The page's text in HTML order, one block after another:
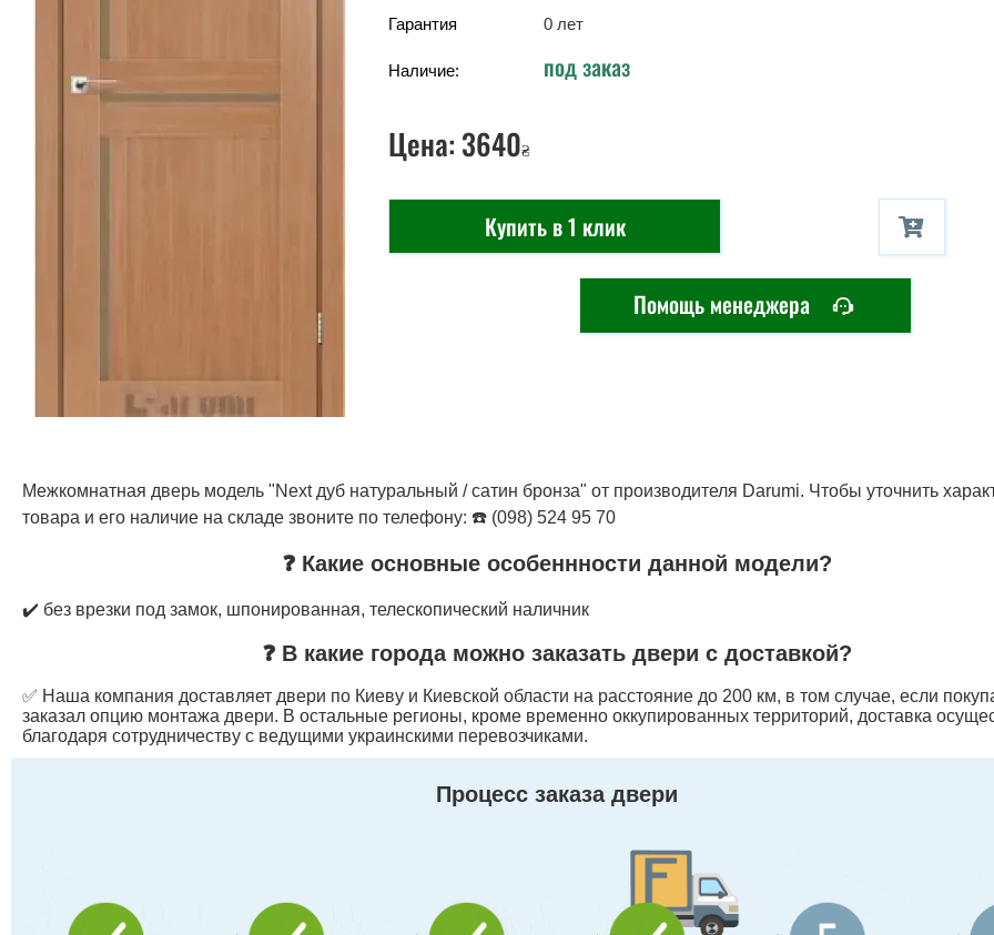
Гарантия
0 лет
Наличие: под заказ
Цена: 3640₴
Купить в 1 клик
Помощь менеджера
Межкомнатная дверь модель "Next дуб натуральный / сатин бронза" от производителя Darumi. Чтобы уточнить
товара и его наличие на складе звоните по телефону: ☎️ (098) 524 95 70
❓ Какие основные особеннности данной модели?
✔️ без врезки под замок, шпонированная, телескопический наличник
❓ В какие города можно заказать двери с доставкой?
✅ Наша компания доставляет двери по Киеву и Киевской области на расстояние до 200 км, в том случае, если
заказал опцию монтажа двери. В остальные регионы, кроме временно оккупированных территорий, доставка
благодаря сотрудничеству с ведущими украинскими перевозчиками.
Процесс заказа двери